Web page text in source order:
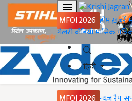
MFOI 2026 होमख़बरें
गैलरीवीडियोमासिक
हिंदी
MFOI 2026 न्यूज़ रैप
Home